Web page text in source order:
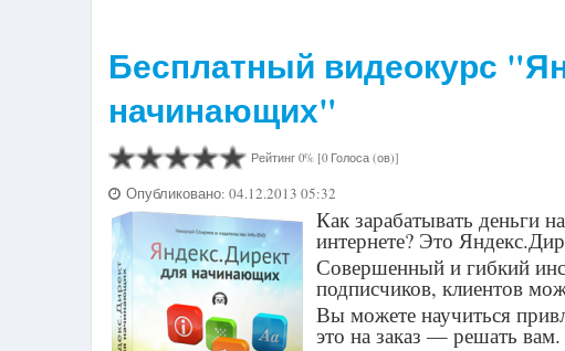
Бесплатный видеокурс
начинающих"
Рейтинг 0% [0 Голоса (ов)]
Опубликовано: 04.12.2013 05:32
Как зарабатывать деньги
интернете? Это
Совершенный и гибкий
подписчиков, клиентов
Вы можете научиться
это на заказ — решать